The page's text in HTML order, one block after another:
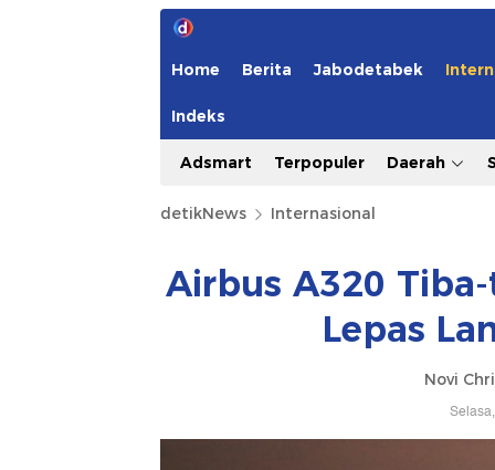
Home Berita Jabodetabek
Indeks
Adsmart Terpopuler Daerah
detikNews Internasional
Airbus A320
Lepas
Novi